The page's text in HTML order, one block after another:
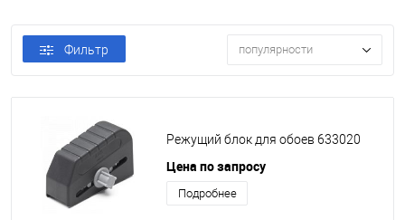
Фильтр популярности
Режущий блок для обоев 633020
Цена по запросу
Подробнее